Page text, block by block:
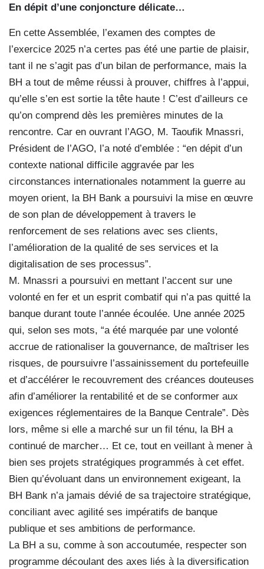
En dépit d’une conjoncture délicate…
En cette Assemblée, l’examen des comptes de
l’exercice 2025 n’a certes pas été une partie de plaisir,
tant il ne s’agit pas d’un bilan de performance, mais la
BH a tout de même réussi à prouver, chiffres à l’appui,
qu’elle s’en est sortie la tête haute ! C’est d’ailleurs ce
qu’on comprend dès les premières minutes de la
rencontre. Car en ouvrant l’AGO, M. Taoufik Mnassri,
Président de l’AGO, l’a noté d’emblée : “en dépit d’un
contexte national difficile aggravée par les
circonstances internationales notamment la guerre au
moyen orient, la BH Bank a poursuivi la mise en œuvre
de son plan de développement à travers le
renforcement de ses relations avec ses clients,
l’amélioration de la qualité de ses services et la
digitalisation de ses processus”.
M. Mnassri a poursuivi en mettant l’accent sur une
volonté en fer et un esprit combatif qui n’a pas quitté la
banque durant toute l’année écoulée. Une année 2025
qui, selon ses mots, “a été marquée par une volonté
accrue de rationaliser la gouvernance, de maîtriser les
risques, de poursuivre l’assainissement du portefeuille
et d’accélérer le recouvrement des créances douteuses
afin d’améliorer la rentabilité et de se conformer aux
exigences réglementaires de la Banque Centrale”. Dès
lors, même si elle a marché sur un fil ténu, la BH a
continué de marcher… Et ce, tout en veillant à mener à
bien ses projets stratégiques programmés à cet effet.
Bien qu’évoluant dans un environnement exigeant, la
BH Bank n’a jamais dévié de sa trajectoire stratégique,
conciliant avec agilité ses impératifs de banque
publique et ses ambitions de performance.
La BH a su, comme à son accoutumée, respecter son
programme découlant des axes liés à la diversification